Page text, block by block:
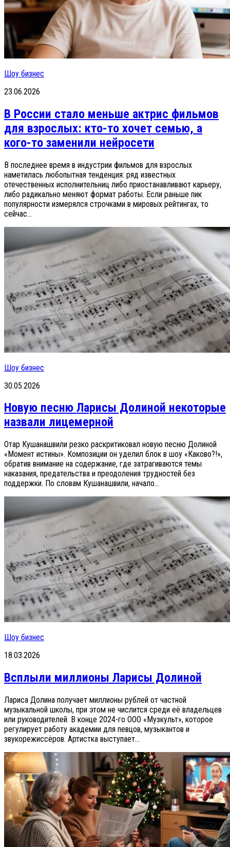
Шоу бизнес
23.06.2026
В России стало меньше актрис фильмов
для взрослых: кто-то хочет семью, а
кого-то заменили нейросети
В последнее время в индустрии фильмов для взрослых
наметилась любопытная тенденция: ряд известных
отечественных исполнительниц либо приостанавливают карьеру,
либо радикально меняют формат работы. Если раньше пик
популярности измерялся строчками в мировых рейтингах, то
сейчас...
Шоу бизнес
30.05.2026
Новую песню Ларисы Долиной некоторые
назвали лицемерной
Отар Кушанашвили резко раскритиковал новую песню Долиной
«Момент истины». Композиции он уделил блок в шоу «Каково?!»,
обратив внимание на содержание, где затрагиваются темы
наказания, предательства и преодоления трудностей без
поддержки. По словам Кушанашвили, начало...
Шоу бизнес
18.03.2026
Всплыли миллионы Ларисы Долиной
Лариса Долина получает миллионы рублей от частной
музыкальной школы, при этом не числится среди её владельцев
или руководителей. В конце 2024-го ООО «Музкульт», которое
регулирует работу академии для певцов, музыкантов и
звукорежиссёров. Артистка выступает...